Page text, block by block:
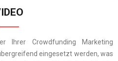
Ihrer Crowdfunding Marketing
eingesetzt werden, was